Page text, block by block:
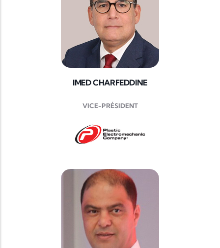
IMED CHARFEDDINE
VICE-PRÉSIDENT